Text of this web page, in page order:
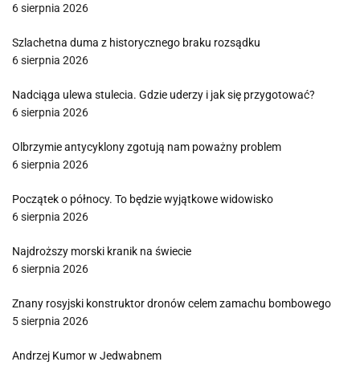
6 sierpnia 2026
Szlachetna duma z historycznego braku rozsądku
6 sierpnia 2026
Nadciąga ulewa stulecia. Gdzie uderzy i jak się przygotować?
6 sierpnia 2026
Olbrzymie antycyklony zgotują nam poważny problem
6 sierpnia 2026
Początek o północy. To będzie wyjątkowe widowisko
6 sierpnia 2026
Najdroższy morski kranik na świecie
6 sierpnia 2026
Znany rosyjski konstruktor dronów celem zamachu bombowego
5 sierpnia 2026
Andrzej Kumor w Jedwabnem